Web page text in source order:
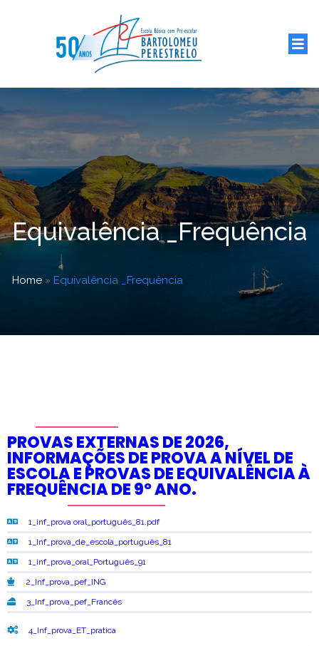
Equivalência _Frequência
Home » Equivalência _Frequência
PROVAS EXTERNAS DE 2026,
INFORMAÇÕES DE PROVA A NÍVEL DE
ESCOLA E PROVAS DE EQUIVALÊNCIA À
FREQUÊNCIA DE 9º ANO.
1_inf_prova oral_português_81.pdf
1_Inf_prova_de_escola_português_81
1_inf_prova_oral_Português_91
2_Inf_prova_pef_ING
3_Inf_prova_pef_Francês
4_Inf_prova_ET_pratica